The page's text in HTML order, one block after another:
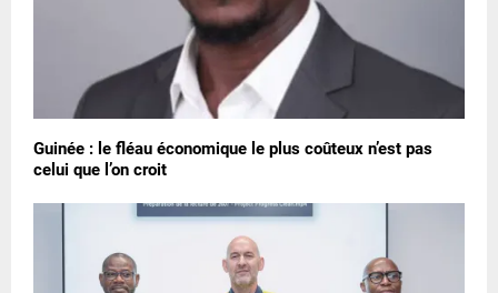
Guinée : le fléau économique le plus coûteux n’est pas
celui que l’on croit